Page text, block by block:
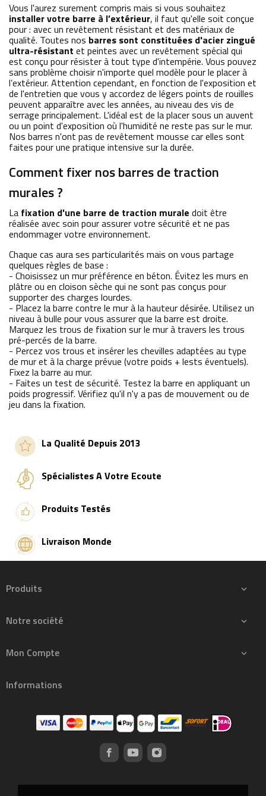
Vous l'aurez surement compris mais si vous souhaitez
installer votre barre à l’extérieur, il faut qu'elle soit conçue
pour : avec un revêtement résistant et des matériaux de
qualité. Toutes nos barres sont constituées d'acier zingué
ultra-résistant et peintes avec un revêtement spécial qui
est conçu pour résister à tout type d'intempérie. Vous pouvez
sans problème choisir n'importe quel modèle pour le placer à
l’extérieur. Attention cependant, en fonction de l'exposition et
de l'entretien que vous y accordez de légers points de rouilles
peuvent apparaître avec les années, au niveau des vis de
serrage principalement. L'idéal est de la placer sous un auvent
ou un point d'exposition où l'humidité ne reste pas sur le mur.
Nos barres n'ont pas de revêtement mousse car elles sont
faites pour une pratique intensive sur la durée.
Comment fixer nos barres de traction
murales ?
La fixation d'une barre de traction murale doit être
réalisée avec soin pour assurer votre sécurité et ne pas
endommager votre environnement.
Chaque cas aura ses particularités mais on vous partage
quelques règles de base :
- Choisissez un mur préférence en béton. Évitez les murs en
plâtre ou en cloison sèche qui ne sont pas conçus pour
supporter des charges lourdes.
- Placez la barre contre le mur à la hauteur désirée. Utilisez un
niveau à bulle pour vous assurer que la barre est droite.
Marquez les trous de fixation sur le mur à travers les trous
pré-percés de la barre.
- Percez vos trous et insérer les chevilles adaptées au type
de mur et à la charge prévue (votre poids + lests éventuels).
Fixez la barre au mur.
- Faites un test de sécurité. Testez la barre en appliquant un
poids progressif. Vérifiez qu'il n'y a pas de mouvement ou de
jeu dans la fixation.
La Qualité Depuis 2013
Spécialistes A Votre Ecoute
Produits Testés
Livraison Monde
Produits 
Notre société 
Mon Compte 
Informations